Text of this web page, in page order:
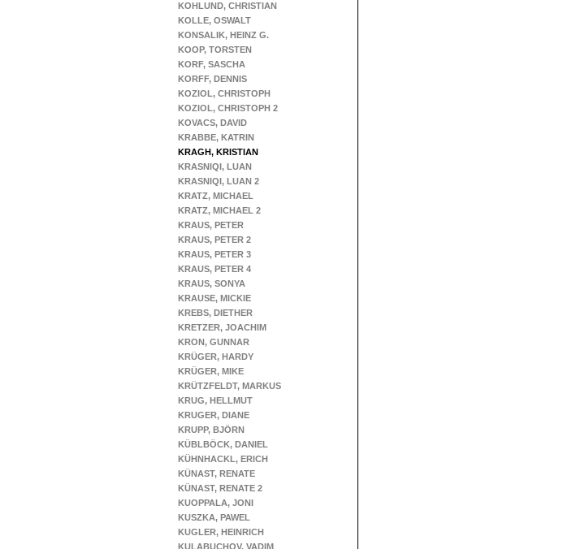
KOHLUND, CHRISTIAN
KOLLE, OSWALT
KONSALIK, HEINZ G.
KOOP, TORSTEN
KORF, SASCHA
KORFF, DENNIS
KOZIOL, CHRISTOPH
KOZIOL, CHRISTOPH 2
KOVACS, DAVID
KRABBE, KATRIN
KRAGH, KRISTIAN
KRASNIQI, LUAN
KRASNIQI, LUAN 2
KRATZ, MICHAEL
KRATZ, MICHAEL 2
KRAUS, PETER
KRAUS, PETER 2
KRAUS, PETER 3
KRAUS, PETER 4
KRAUS, SONYA
KRAUSE, MICKIE
KREBS, DIETHER
KRETZER, JOACHIM
KRON, GUNNAR
KRÜGER, HARDY
KRÜGER, MIKE
KRÜTZFELDT, MARKUS
KRUG, HELLMUT
KRUGER, DIANE
KRUPP, BJÖRN
KÜBLBÖCK, DANIEL
KÜHNHACKL, ERICH
KÜNAST, RENATE
KÜNAST, RENATE 2
KUOPPALA, JONI
KUSZKA, PAWEL
KUGLER, HEINRICH
KULABUCHOV, VADIM